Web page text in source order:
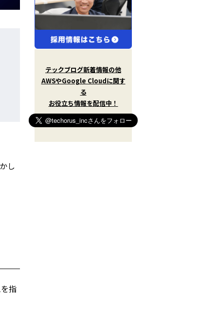
し
指
X
T
w
i
t
t
e
r
)
を
テックブログ新着情報の他
AWSやGoogle Cloudに関す
る
お役立ち情報を配信中！